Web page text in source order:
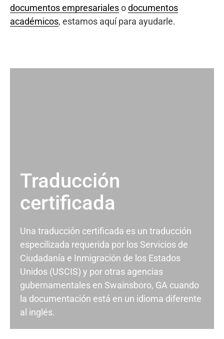
documentos empresarialesodocumentos
académicos, estamos aquí para ayudarle.
Traducción
certificada
Una traducción certificada es un traducción
especilizada requerida por los Servicios de
Ciudadanía e Inmigración de los Estados
Unidos (USCIS) y por otras agencias
gubernamentales en Swainsboro, GA cuando
la documentación está en un idioma diferente
al inglés.